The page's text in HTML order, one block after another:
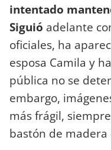
intentado
Siguió adelante
oficiales, ha
esposa Camila y
pública no se
embargo,
más frágil,
bastón de madera